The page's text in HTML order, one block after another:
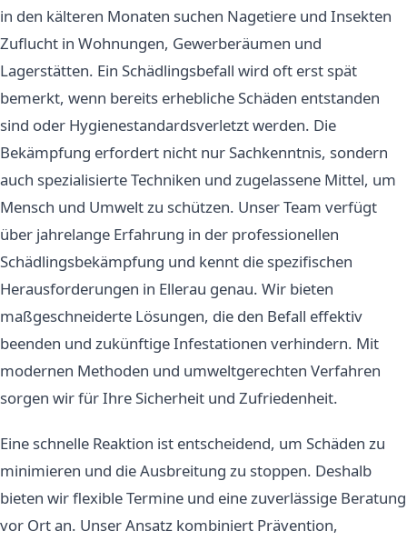
in den kälteren Monaten suchen Nagetiere und Insekten
Zuflucht in Wohnungen, Gewerberäumen und
Lagerstätten. Ein Schädlingsbefall wird oft erst spät
bemerkt, wenn bereits erhebliche Schäden entstanden
sind oder Hygienestandardsverletzt werden. Die
Bekämpfung erfordert nicht nur Sachkenntnis, sondern
auch spezialisierte Techniken und zugelassene Mittel, um
Mensch und Umwelt zu schützen. Unser Team verfügt
über jahrelange Erfahrung in der professionellen
Schädlingsbekämpfung und kennt die spezifischen
Herausforderungen in Ellerau genau. Wir bieten
maßgeschneiderte Lösungen, die den Befall effektiv
beenden und zukünftige Infestationen verhindern. Mit
modernen Methoden und umweltgerechten Verfahren
sorgen wir für Ihre Sicherheit und Zufriedenheit.
Eine schnelle Reaktion ist entscheidend, um Schäden zu
minimieren und die Ausbreitung zu stoppen. Deshalb
bieten wir flexible Termine und eine zuverlässige Beratung
vor Ort an. Unser Ansatz kombiniert Prävention,